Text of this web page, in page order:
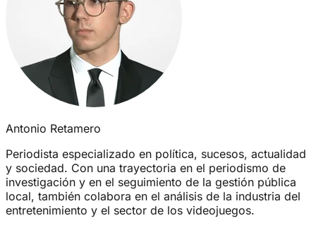
Antonio Retamero
Periodista especializado en política, sucesos, actualidad
y sociedad. Con una trayectoria en el periodismo de
investigación y en el seguimiento de la gestión pública
local, también colabora en el análisis de la industria del
entretenimiento y el sector de los videojuegos.